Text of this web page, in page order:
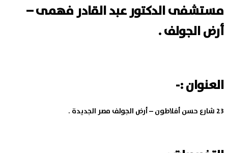
مستشفى الدكتور عبد القادر فهمى –
أرض الجولف .
العنوان :-
23 شارع حسن أفلاطون – أرض الجولف مصر الجديدة .